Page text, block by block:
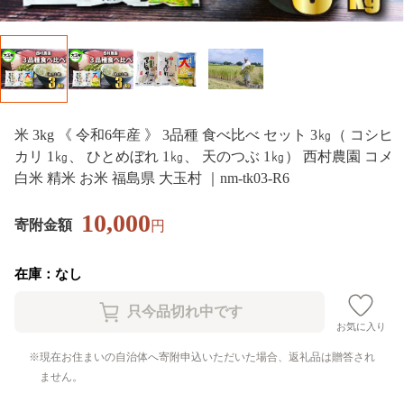
米 3kg 《 令和6年産 》 3品種 食べ比べ セット 3㎏（ コシヒ
カリ 1㎏、 ひとめぼれ 1㎏、 天のつぶ 1㎏） 西村農園 コメ
白米 精米 お米 福島県 大玉村 ｜nm-tk03-R6
寄附金額 10,000円
在庫：なし
お気に入り
現在お住まいの自治体へ寄附申込いただいた場合、返礼品は贈答され
ません。